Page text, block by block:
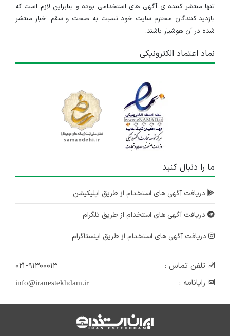
تنها منتشر کننده ی آگهی های استخدامی بوده و بنابراین لازم است که
بازدید کنندگان محترم سایت خود نسبت به صحت و سقم اخبار منتشر
شده در آن هوشیار باشند.
نماد اعتماد الکترونیکی
ما را دنبال کنید
دریافت آگهی های استخدام از طریق اپلیکیشن
دریافت آگهی های استخدام از طریق تلگرام
دریافت آگهی های استخدام از طریق اینستاگرام
تلفن تماس :
۰۲۱-۹۱۳۰۰۰۱۳
رایانامه :
info@iranestekhdam.ir